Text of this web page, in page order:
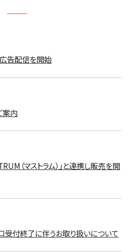
告配信を開始
案内
（マストラム）」と連携し販売を開
受付終了に伴うお取り扱いについて